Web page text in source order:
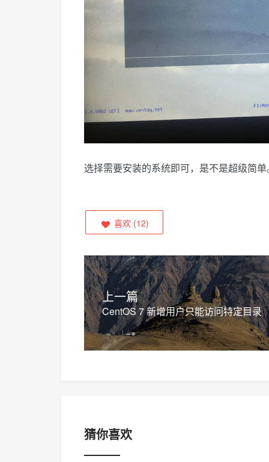
选择需要安装的系统即可，是不是超级简单
喜欢 (12)
上一篇
CentOS 7 新增用户只能访问特定目录
猜你喜欢